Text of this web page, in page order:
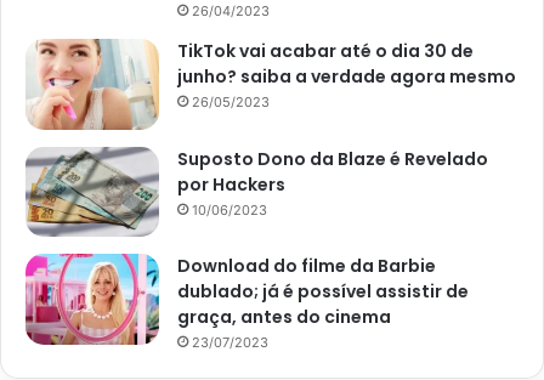
26/04/2023
TikTok vai acabar até o dia 30 de
junho? saiba a verdade agora mesmo
26/05/2023
Suposto Dono da Blaze é Revelado
por Hackers
10/06/2023
Download do filme da Barbie
dublado; já é possível assistir de
graça, antes do cinema
23/07/2023